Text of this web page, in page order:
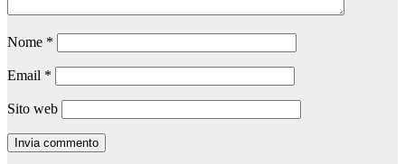
Nome *
Email *
Sito web